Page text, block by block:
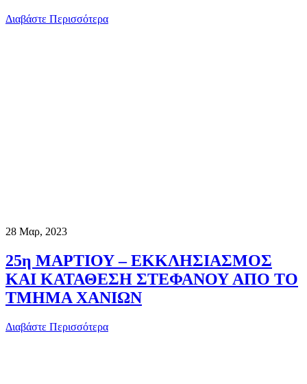
Διαβάστε Περισσότερα
28 Μαρ, 2023
25η ΜΑΡΤΙΟΥ – ΕΚΚΛΗΣΙΑΣΜΟΣ
ΚΑΙ ΚΑΤΑΘΕΣΗ ΣΤΕΦΑΝΟΥ ΑΠΟ ΤΟ
ΤΜΗΜΑ ΧΑΝΙΩΝ
Διαβάστε Περισσότερα